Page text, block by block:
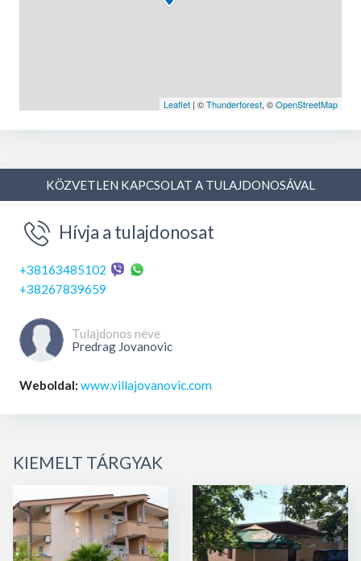
Leaflet | ©Thunderforest, ©OpenStreetMap
KÖZVETLEN KAPCSOLAT A TULAJDONOSÁVAL
Hívja a tulajdonosat
+38163485102
+38267839659
Tulajdonos neve
Predrag Jovanovic
Weboldal: www.villajovanovic.com
KIEMELT TÁRGYAK